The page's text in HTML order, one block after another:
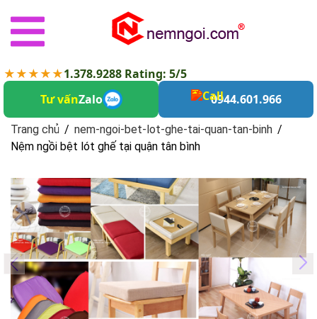
★★★★★1.378.9288 Rating: 5/5
Tư vấnZalo 0944.601.966
Trang chủ / nem-ngoi-bet-lot-ghe-tai-quan-tan-binh /
Nệm ngồi bệt lót ghế tại quận tân bình